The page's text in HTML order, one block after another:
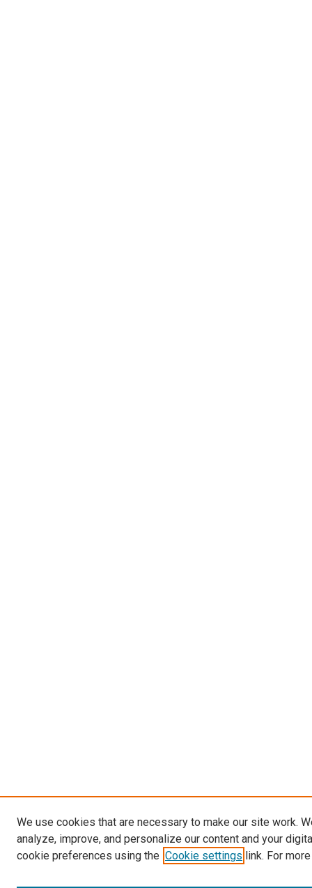
We use cookies that are necessary to make our site work.
analyze, improve, and personalize our content and your
cookie preferences using the Cookie settings link. For